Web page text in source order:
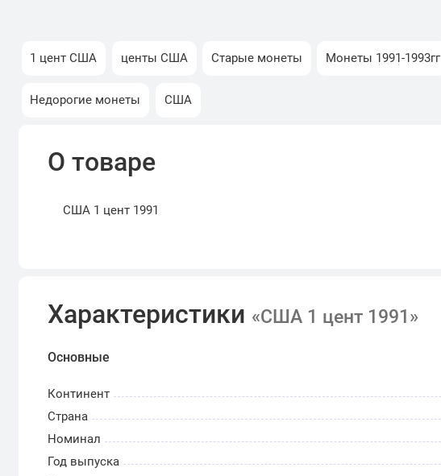
1 цент США центы США Старые монеты Монеты 1991-1993гг
Недорогие монеты США
О товаре
США 1 цент 1991
Характеристики «США 1 цент 1991»
Основные
Континент
Страна
Номинал
Год выпуска